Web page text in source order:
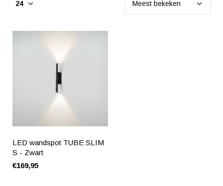
LED wandspot TUBE SLIM
S - Zwart
€169,95